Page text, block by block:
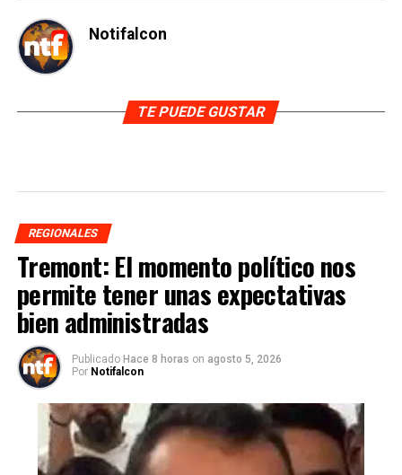
Notifalcon
TE PUEDE GUSTAR
REGIONALES
Tremont: El momento político nos
permite tener unas expectativas
bien administradas
Publicado Hace 8 horas on agosto 5, 2026
Por Notifalcon